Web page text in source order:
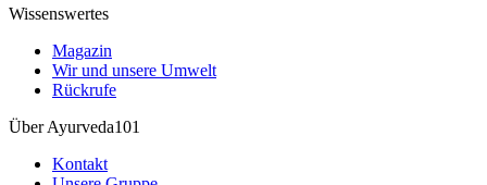
Wissenswertes
Magazin
Wir und unsere Umwelt
Rückrufe
Über Ayurveda101
Kontakt